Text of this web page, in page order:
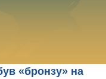
«бронзу» на